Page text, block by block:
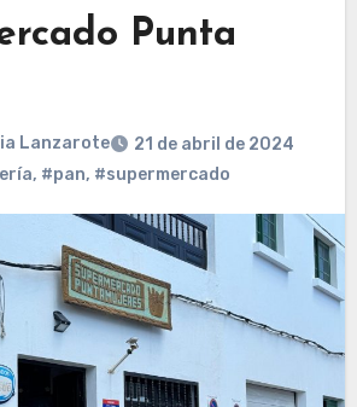
Punta
Lanzarote
21 de abril de 2024
, #pan, #supermercado